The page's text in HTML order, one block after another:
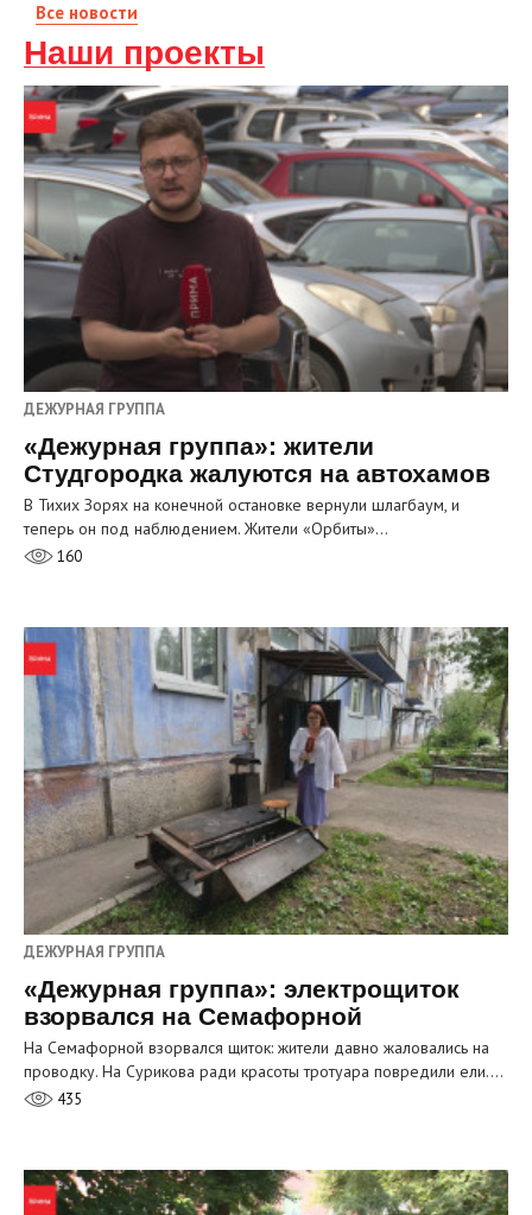
Все новости
Наши проекты
ДЕЖУРНАЯ ГРУППА
«Дежурная группа»: жители
Студгородка жалуются на автохамов
В Тихих Зорях на конечной остановке вернули шлагбаум, и
теперь он под наблюдением. Жители «Орбиты»…
160
ДЕЖУРНАЯ ГРУППА
«Дежурная группа»: электрощиток
взорвался на Семафорной
На Семафорной взорвался щиток: жители давно жаловались на
проводку. На Сурикова ради красоты тротуара повредили ели.…
435